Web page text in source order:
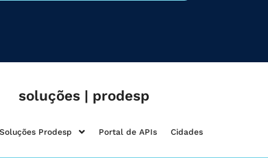
soluções | prodesp
Soluções Prodesp Portal de APIs Cidades